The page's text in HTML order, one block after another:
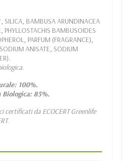
SILICA, BAMBUSA ARUNDINACEA
BAMBUSOIDES
PARFUM (FRAGRANCE),
ANISATE, SODIUM
100%.
85%.
certificati da ECOCERT Greenlife